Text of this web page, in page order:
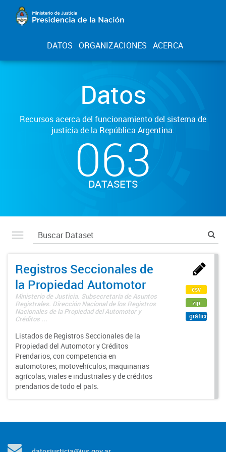
DATOS ORGANIZACIONES ACERCA
Datos
Recursos acerca del funcionamiento del sistema de
justicia de la República Argentina.
063
DATASETS
Registros Seccionales de
la Propiedad Automotor
Ministerio de Justicia. Subsecretaría de Asuntos
Registrales. Dirección Nacional de los Registros
Nacionales de la Propiedad del Automotor y
Créditos ...
Listados de Registros Seccionales de la
Propiedad del Automotor y Créditos
Prendarios, con competencia en
automotores, motovehículos, maquinarias
agrícolas, viales e industriales y de créditos
prendarios de todo el país.
csv
zip
gráfico